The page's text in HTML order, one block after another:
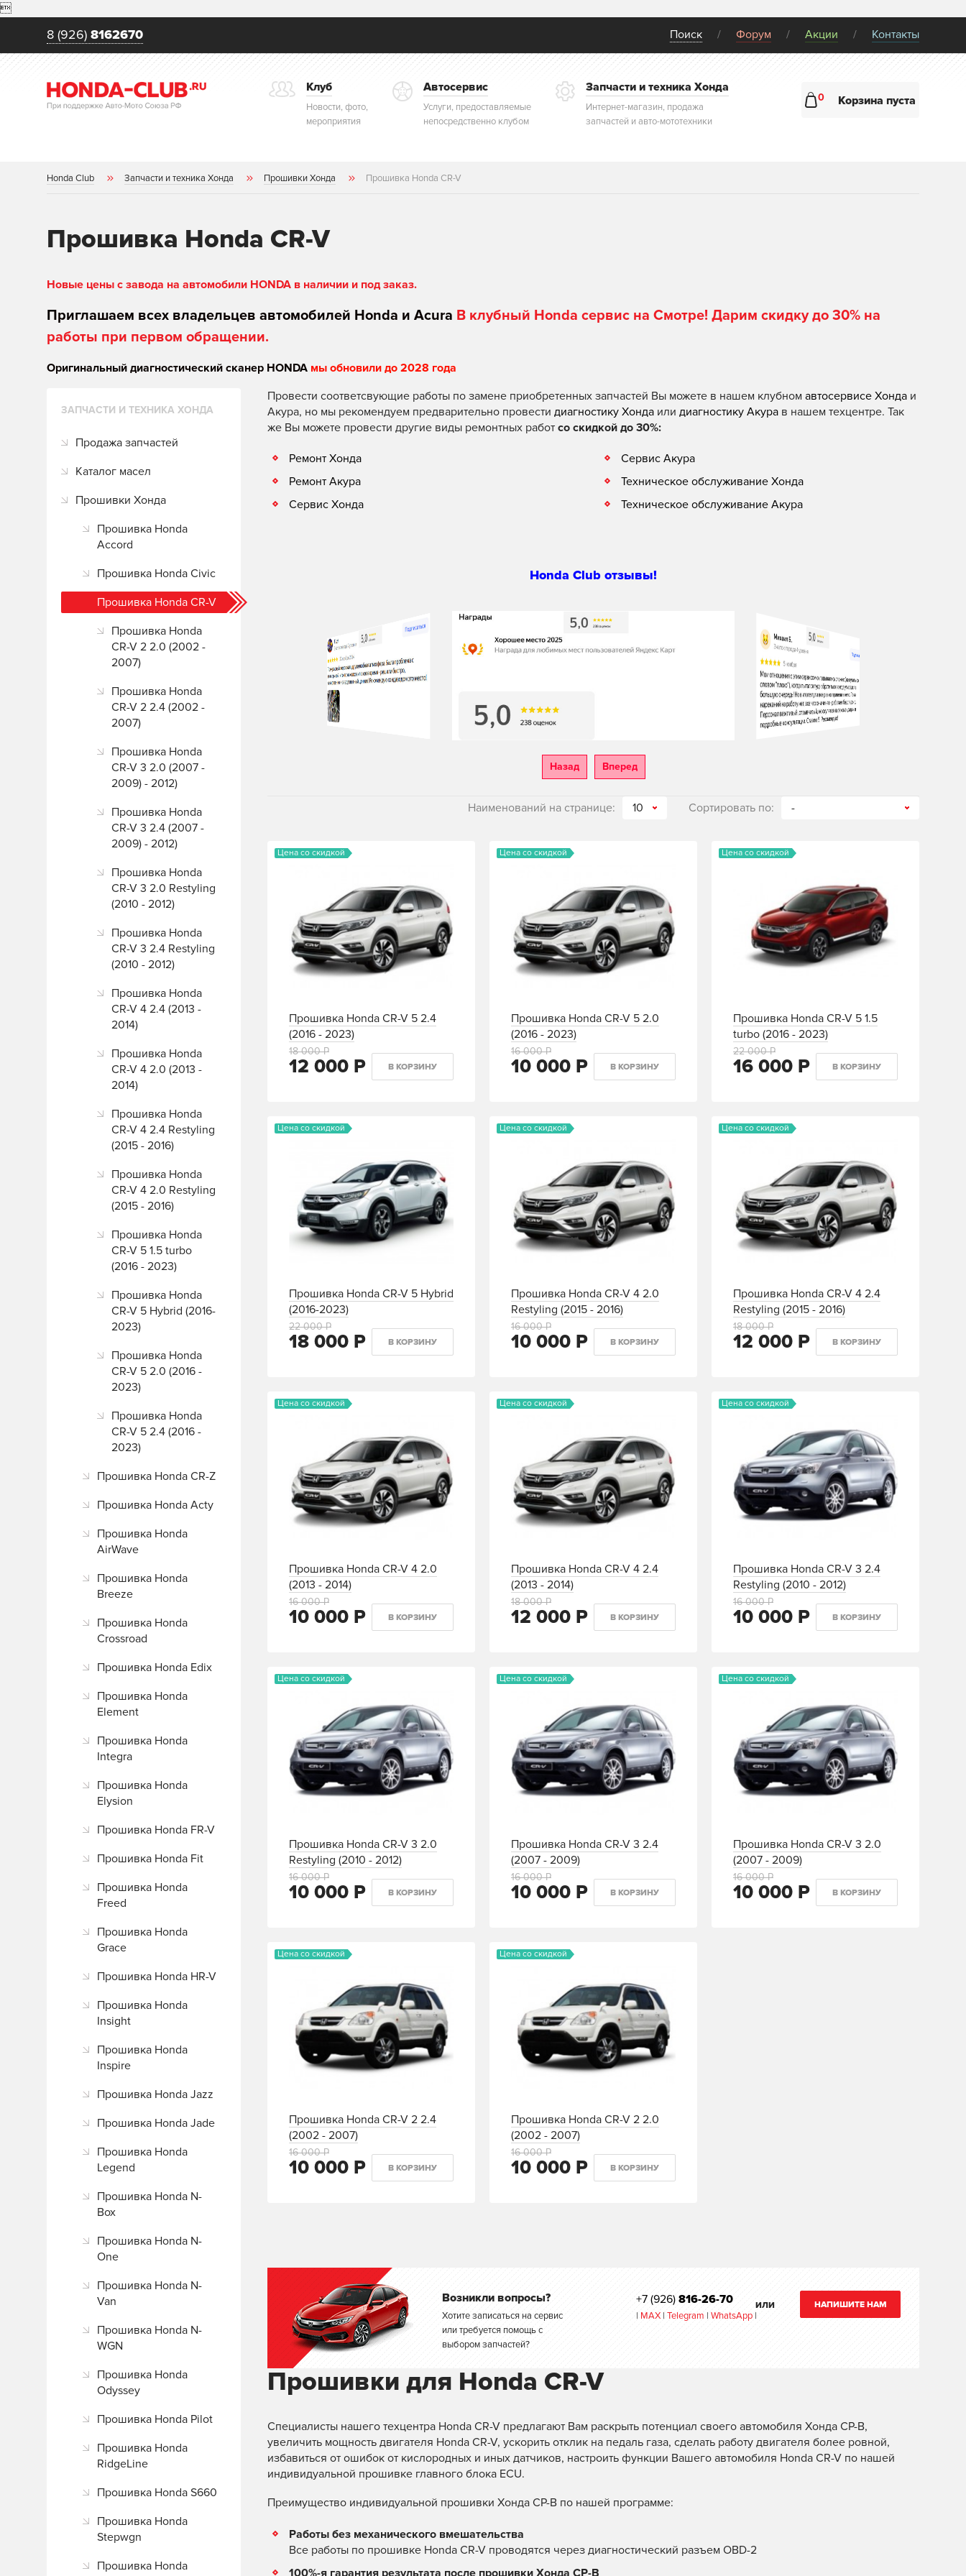

8 (926) 8162670 Поиск Форум Акции Контакты
Клуб
Новости, фото,
мероприятия
Автосервис
Услуги, предоставляемые
непосредственно клубом
Запчасти и техника Хонда
Интернет-магазин, продажа
запчастей и авто-мототехники
0 Корзина пуста
Honda Club Запчасти и техника Хонда Прошивки Хонда Прошивка Honda CR-V
Прошивка Honda CR-V
Новые цены с завода на автомобили HONDA в наличии и под заказ.
Приглашаем всех владельцев автомобилей Honda и Acura В клубный Honda сервис на Смотре! Дарим скидку до 30% на
работы при первом обращении.
Оригинальный диагностический сканер HONDA мы обновили до 2028 года
ЗАПЧАСТИ И ТЕХНИКА ХОНДА
Продажа запчастей
Каталог масел
Прошивки Хонда
Прошивка Honda
Accord
Прошивка Honda Civic
Прошивка Honda CR-V
Прошивка Honda
CR-V 2 2.0 (2002 -
2007)
Прошивка Honda
CR-V 2 2.4 (2002 -
2007)
Прошивка Honda
CR-V 3 2.0 (2007 -
2009) - 2012)
Прошивка Honda
CR-V 3 2.4 (2007 -
2009) - 2012)
Прошивка Honda
CR-V 3 2.0 Restyling
(2010 - 2012)
Прошивка Honda
CR-V 3 2.4 Restyling
(2010 - 2012)
Прошивка Honda
CR-V 4 2.4 (2013 -
2014)
Прошивка Honda
CR-V 4 2.0 (2013 -
2014)
Прошивка Honda
CR-V 4 2.4 Restyling
(2015 - 2016)
Прошивка Honda
CR-V 4 2.0 Restyling
(2015 - 2016)
Прошивка Honda
CR-V 5 1.5 turbo
(2016 - 2023)
Прошивка Honda
CR-V 5 Hybrid (2016-
2023)
Прошивка Honda
CR-V 5 2.0 (2016 -
2023)
Прошивка Honda
CR-V 5 2.4 (2016 -
2023)
Прошивка Honda CR-Z
Прошивка Honda Acty
Прошивка Honda
AirWave
Прошивка Honda
Breeze
Прошивка Honda
Crossroad
Прошивка Honda Edix
Прошивка Honda
Element
Прошивка Honda
Integra
Прошивка Honda
Elysion
Прошивка Honda FR-V
Прошивка Honda Fit
Прошивка Honda
Freed
Прошивка Honda
Grace
Прошивка Honda HR-V
Прошивка Honda
Insight
Прошивка Honda
Inspire
Прошивка Honda Jazz
Прошивка Honda Jade
Прошивка Honda
Legend
Прошивка Honda N-
Box
Прошивка Honda N-
One
Прошивка Honda N-
Van
Прошивка Honda N-
WGN
Прошивка Honda
Odyssey
Прошивка Honda Pilot
Прошивка Honda
RidgeLine
Прошивка Honda S660
Прошивка Honda
Stepwgn
Прошивка Honda
Провести соответсвующие работы по замене приобретенных запчастей Вы можете в нашем клубном автосервисе Хонда и
Акура, но мы рекомендуем предварительно провести диагностику Хонда или диагностику Акура в нашем техцентре. Так
же Вы можете провести другие виды ремонтных работ со скидкой до 30%:
Ремонт Хонда
Ремонт Акура
Сервис Хонда
Сервис Акура
Техническое обслуживание Хонда
Техническое обслуживание Акура
Honda Club отзывы!
Назад Вперед
Наименований на странице: 10 Сортировать по: -
Цена со скидкой
Прошивка Honda CR-V 5 2.4
(2016 - 2023)
12 000 Р
18 000 Р
В КОРЗИНУ
Цена со скидкой
Прошивка Honda CR-V 5 2.0
(2016 - 2023)
10 000 Р
16 000 Р
В КОРЗИНУ
Цена со скидкой
Прошивка Honda CR-V 5 1.5
turbo (2016 - 2023)
16 000 Р
22 000 Р
В КОРЗИНУ
Цена со скидкой
Прошивка Honda CR-V 5 Hybrid
(2016-2023)
18 000 Р
22 000 Р
В КОРЗИНУ
Цена со скидкой
Прошивка Honda CR-V 4 2.0
Restyling (2015 - 2016)
10 000 Р
16 000 Р
В КОРЗИНУ
Цена со скидкой
Прошивка Honda CR-V 4 2.4
Restyling (2015 - 2016)
12 000 Р
18 000 Р
В КОРЗИНУ
Цена со скидкой
Прошивка Honda CR-V 4 2.0
(2013 - 2014)
10 000 Р
16 000 Р
В КОРЗИНУ
Цена со скидкой
Прошивка Honda CR-V 4 2.4
(2013 - 2014)
12 000 Р
18 000 Р
В КОРЗИНУ
Цена со скидкой
Прошивка Honda CR-V 3 2.4
Restyling (2010 - 2012)
10 000 Р
16 000 Р
В КОРЗИНУ
Цена со скидкой
Прошивка Honda CR-V 3 2.0
Restyling (2010 - 2012)
10 000 Р
16 000 Р
В КОРЗИНУ
Цена со скидкой
Прошивка Honda CR-V 3 2.4
(2007 - 2009)
10 000 Р
16 000 Р
В КОРЗИНУ
Цена со скидкой
Прошивка Honda CR-V 3 2.0
(2007 - 2009)
10 000 Р
16 000 Р
В КОРЗИНУ
Цена со скидкой
Прошивка Honda CR-V 2 2.4
(2002 - 2007)
10 000 Р
16 000 Р
В КОРЗИНУ
Цена со скидкой
Прошивка Honda CR-V 2 2.0
(2002 - 2007)
10 000 Р
16 000 Р
В КОРЗИНУ
Возникли вопросы?
Хотите записаться на сервис
или требуется помощь с
выбором запчастей?
+7 (926) 816-26-70
| MAX | Telegram | WhatsApp |
ИЛИ НАПИШИТЕ НАМ
Прошивки для Honda CR-V
Специалисты нашего техцентра Honda CR-V предлагают Вам раскрыть потенциал своего автомобиля Хонда СР-В,
увеличить мощность двигателя Honda CR-V, ускорить отклик на педаль газа, сделать работу двигателя более ровной,
избавиться от ошибок от кислородных и иных датчиков, настроить функции Вашего автомобиля Honda CR-V по нашей
индивидуальной прошивке главного блока ECU.
Преимущество индивидуальной прошивки Хонда СР-В по нашей программе:
Работы без механического вмешательства
Все работы по прошивке Honda CR-V проводятся через диагностический разъем OBD-2
100%-я гарантия результата после прошивки Хонда СР-В